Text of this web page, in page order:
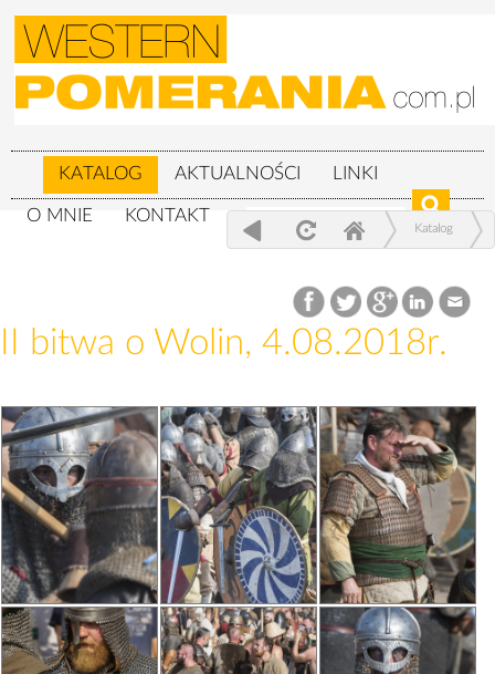
KATALOG AKTUALNOŚCI LINKI
O MNIE KONTAKT
Katalog
5.08.2018r.
II bitwa o Wolin, 4.08.2018r.
II bitwa o Wolin, 4.08.2018r.